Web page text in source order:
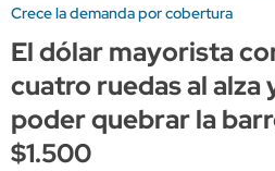
Crece la demanda por cobertura
El dólar mayorista
cuatro ruedas al alza
poder quebrar la
$1.500